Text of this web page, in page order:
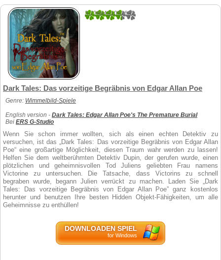
3.7368421052632
Dark Tales: Das vorzeitige Begräbnis von Edgar Allan Poe
Genre: Wimmelbild-Spiele
English version - Dark Tales: Edgar Allan Poe's The Premature Burial
Bei ERS G-Studio
Wenn Sie schon immer wollten, sich als einen echten Detektiv zu
versuchen, ist das „Dark Tales: Das vorzeitige Begräbnis von Edgar Allan
Poe“ eine großartige Möglichkeit, diesen Traum wahr werden zu lassen!
Helfen Sie dem weltberühmten Detektiv Dupin, der gerufen wurde, einen
plötzlichen und geheimnisvollen Tod Juliens geliebten Frau namens
Victorine zu untersuchen. Die Tatsache, dass Victorins zu schnell
begraben wurde, begann Julien verrückt zu machen. Laden Sie „Dark
Tales: Das vorzeitige Begräbnis von Edgar Allan Poe” ganz kostenlos
herunter und benutzen Ihre besten Hidden Objekt-Fähigkeiten, um alle
Geheimnisse zu enthüllen!
DOWNLOADEN SPIEL
for Windows